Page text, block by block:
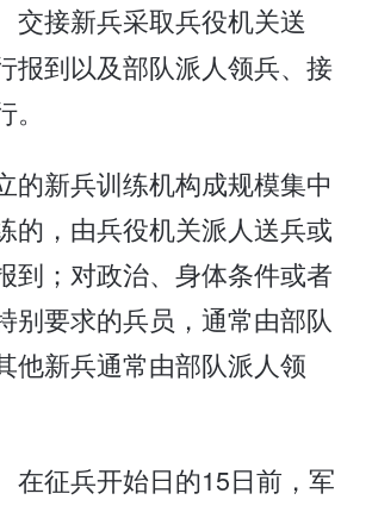
交接新兵采取兵役机关送
报到以及部队派人领兵、接
的新兵训练机构成规模集中
的，由兵役机关派人送兵或
到；对政治、身体条件或者
别要求的兵员，通常由部队
他新兵通常由部队派人领
在征兵开始日的15日前，军